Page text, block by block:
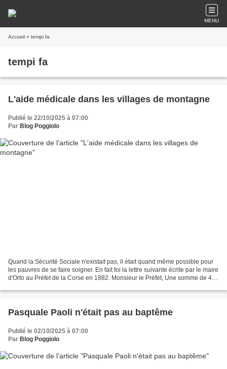
MENU
Accueil » tempi fa
tempi fa
L'aide médicale dans les villages de montagne
Publié le 22/10/2025 à 07:00
Par Blog Poggiolo
Quand la Sécurité Sociale n'existait pas, il était quand même possible pour
les pauvres de se faire soigner. En fait foi la lettre suivante écrite par le maire
d'Orto au Préfet de la Corse en 1882. Monsieur le Préfet, Une somme de 40
Pasquale Paoli n'était pas au baptême
Publié le 02/10/2025 à 07:00
Par Blog Poggiolo